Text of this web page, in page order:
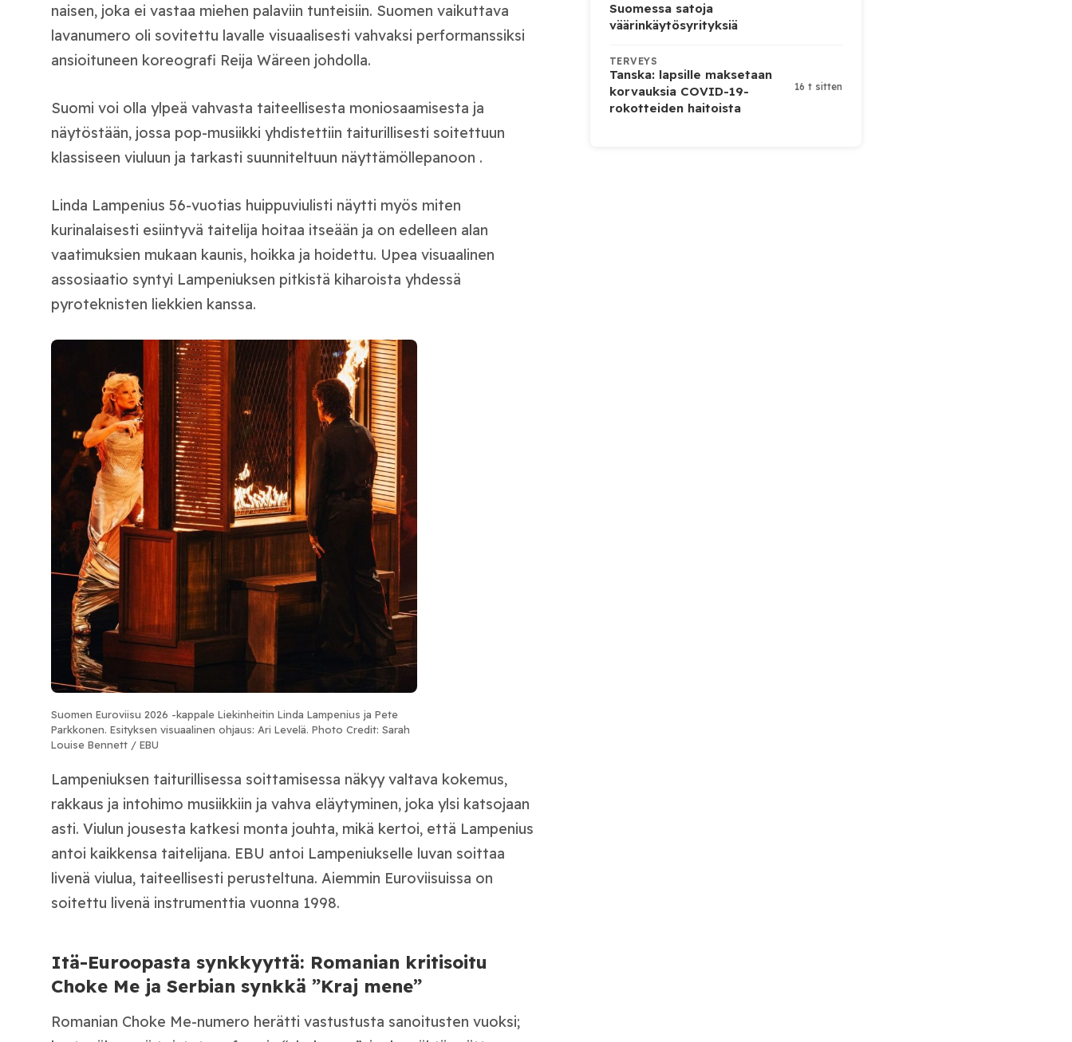
naisen, joka ei vastaa miehen palaviin tunteisiin. Suomen vaikuttava
lavanumero oli sovitettu lavalle visuaalisesti vahvaksi performanssiksi
ansioituneen koreografi Reija Wäreen johdolla.
Suomi voi olla ylpeä vahvasta taiteellisesta moniosaamisesta ja
näytöstään, jossa pop-musiikki yhdistettiin taiturillisesti soitettuun
klassiseen viuluun ja tarkasti suunniteltuun näyttämöllepanoon .
Linda Lampenius 56-vuotias huippuviulisti näytti myös miten
kurinalaisesti esiintyvä taitelija hoitaa itseään ja on edelleen alan
vaatimuksien mukaan kaunis, hoikka ja hoidettu. Upea visuaalinen
assosiaatio syntyi Lampeniuksen pitkistä kiharoista yhdessä
pyroteknisten liekkien kanssa.
Suomen Euroviisu 2026 -kappale Liekinheitin Linda Lampenius ja Pete
Parkkonen. Esityksen visuaalinen ohjaus: Ari Levelä. Photo Credit: Sarah
Louise Bennett / EBU
Lampeniuksen taiturillisessa soittamisessa näkyy valtava kokemus,
rakkaus ja intohimo musiikkiin ja vahva eläytyminen, joka ylsi katsojaan
asti. Viulun jousesta katkesi monta jouhta, mikä kertoi, että Lampenius
antoi kaikkensa taitelijana. EBU antoi Lampeniukselle luvan soittaa
livenä viulua, taiteellisesti perusteltuna. Aiemmin Euroviisuissa on
soitettu livenä instrumenttia vuonna 1998.
Itä-Euroopasta synkkyyttä: Romanian kritisoitu
Choke Me ja Serbian synkkä ”Kraj mene”
Romanian Choke Me-numero herätti vastustusta sanoitusten vuoksi;
Suomessa satoja
väärinkäytösyrityksiä
TERVEYS
Tanska: lapsille maksetaan
korvauksia COVID-19-
rokotteiden haitoista
16 t sitten